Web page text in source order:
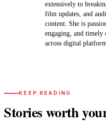
extensively to
film updates, and
content. She is
engaging, and timely
across digital
KEEP READING
Stories worth